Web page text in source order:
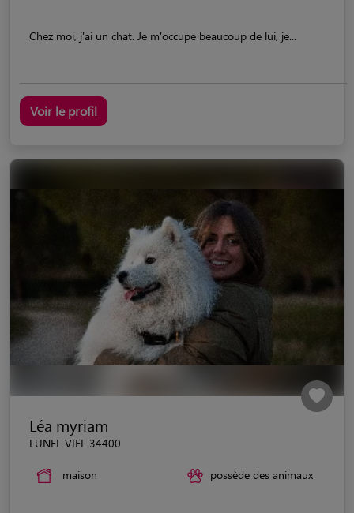
Chez moi, j'ai un chat. Je m'occupe beaucoup de lui, je...
Voir le profil
Léa myriam
LUNEL VIEL 34400
maison possède des animaux